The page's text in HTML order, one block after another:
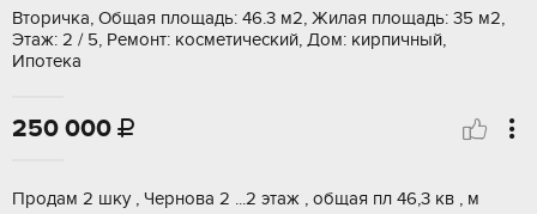
Вторичка, Общая площадь: 46.3 м2, Жилая площадь: 35 м2,
Этаж: 2 / 5, Ремонт: косметический, Дом: кирпичный,
Ипотека
250 000 
Продам 2 шку , Чернова 2 ...2 этаж , общая пл 46,3 кв , м